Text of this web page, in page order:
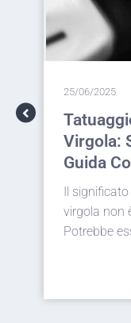
25/06/2025
Idee e
più
delle